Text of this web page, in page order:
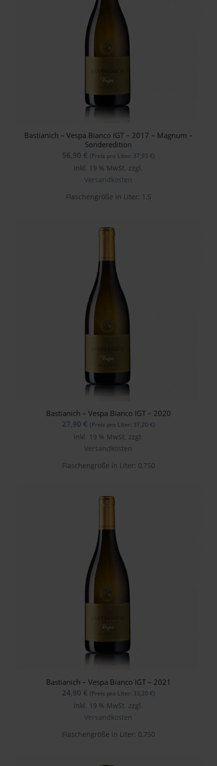
Bastianich – Vespa Bianco IGT – 2017 – Magnum –
Sonderedition
56,90 € (Preis pro Liter: 37,93 €)
inkl. 19 % MwSt. zzgl.
Versandkosten
Flaschengröße in Liter: 1,5
Bastianich – Vespa Bianco IGT – 2020
27,90 € (Preis pro Liter: 37,20 €)
inkl. 19 % MwSt. zzgl.
Versandkosten
Flaschengröße in Liter: 0,750
Bastianich – Vespa Bianco IGT – 2021
24,90 € (Preis pro Liter: 33,20 €)
inkl. 19 % MwSt. zzgl.
Versandkosten
Flaschengröße in Liter: 0,750